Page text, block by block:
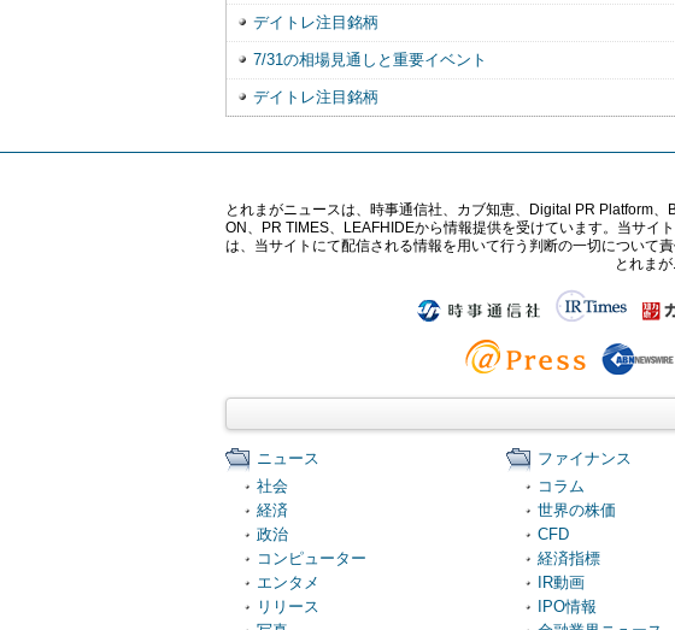
デイトレ注目銘柄
7/31の相場見通しと重要イベント
デイトレ注目銘柄
とれまがニュースは、時事通信社、カブ知恵、Digital PR Platform
ON、PR TIMES、LEAFHIDEから情報提供を受けています。当サイ
は、当サイトにて配信される情報を用いて行う判断の一切について
とれま
ニュース
社会
経済
政治
コンピューター
エンタメ
リリース
ファイナンス
コラム
世界の株価
CFD
経済指標
IR動画
IPO情報